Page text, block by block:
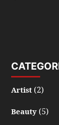
Artist(2)
Beauty(5)